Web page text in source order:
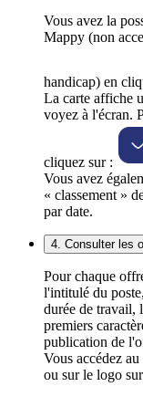
Vous avez la
Mappy (non
handicap) en
La carte affiche
voyez à l'écran.
cliquez sur :
Vous avez
« classement »
par date.
4. Consulter les
Pour chaque
l'intitulé du
durée de travail,
premiers
publication de
Vous accédez
ou sur le logo